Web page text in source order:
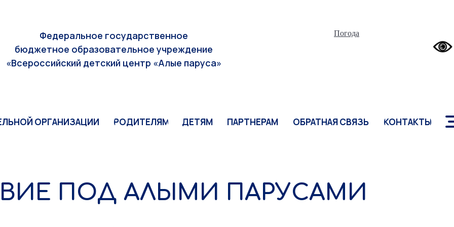
Федеральное государственное
бюджетное образовательное учреждение
«Всероссийский детский центр «Алые паруса»
Погода
ОРГАНИЗАЦИИ КОНТАКТЫ
ОБРАТНАЯ СВЯЗЬ
ПАРТНЕРАМ
ДЕТЯМ
РОДИТЕЛЯМ
ОРГАНИЗАЦИИ ОБРАТНАЯ СВЯЗЬ
ПОД АЛЫМИ ПАРУСАМИ